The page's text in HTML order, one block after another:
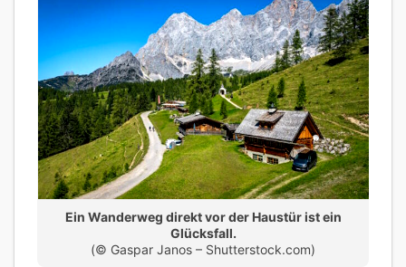
Ein Wanderweg direkt vor der Haustür ist ein
Glücksfall.
(© Gaspar Janos – Shutterstock.com)